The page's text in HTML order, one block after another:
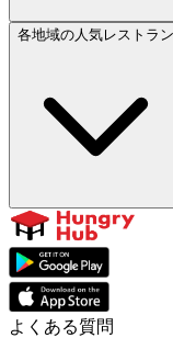
各地域の人気レストラン
よくある質問